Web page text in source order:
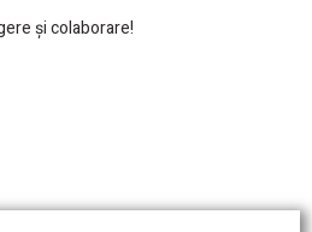
și colaborare!